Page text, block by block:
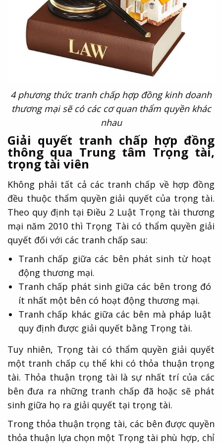
4 phương thức tranh chấp hợp đồng kinh doanh
thương mại sẽ có các cơ quan thẩm quyền khác
nhau
Giải quyết tranh chấp hợp đồng
thông qua Trung tâm Trọng tài,
trọng tài viên
Không phải tất cả các tranh chấp về hợp đồng
đều thuộc thẩm quyền giải quyết của trọng tài.
Theo quy định tại Điều 2 Luật Trọng tài thương
mại năm 2010 thì Trọng Tài có thẩm quyền giải
quyết đối với các tranh chấp sau:
Tranh chấp giữa các bên phát sinh từ hoạt
động thương mại.
Tranh chấp phát sinh giữa các bên trong đó
ít nhất một bên có hoạt động thương mại.
Tranh chấp khác giữa các bên mà pháp luật
quy định được giải quyết bằng Trọng tài.
Tuy nhiên, Trọng tài có thẩm quyền giải quyết
một tranh chấp cụ thể khi có thỏa thuận trọng
tài. Thỏa thuận trọng tài là sự nhất trí của các
bên đưa ra những tranh chấp đã hoặc sẽ phát
sinh giữa họ ra giải quyết tại trọng tài.
Trong thỏa thuận trọng tài, các bên được quyền
thỏa thuận lựa chọn một Trọng tài phù hợp, chỉ